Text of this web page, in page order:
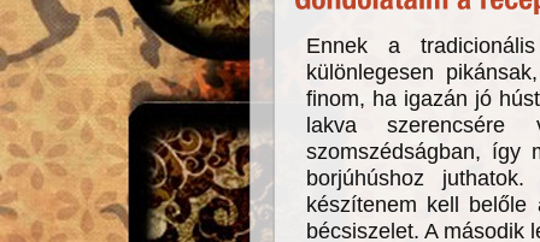
Ennek a
különlegesen
finom, ha igazán jó
lakva
szomszédságban, így
borjúhúshoz
készítenem kell
bécsiszelet. A második